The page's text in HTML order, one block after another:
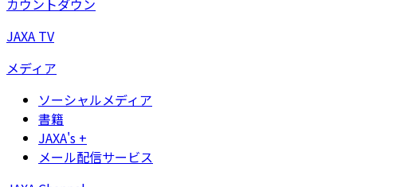
カウントダウン
JAXA TV
メディア
ソーシャルメディア
書籍
JAXA's +
メール配信サービス